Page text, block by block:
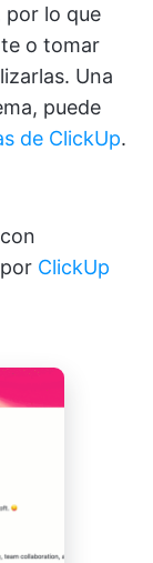
por lo que
o tomar
Una
puede
de ClickUp.
ClickUp